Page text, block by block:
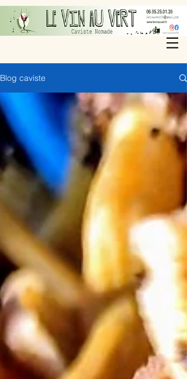
Blog caviste